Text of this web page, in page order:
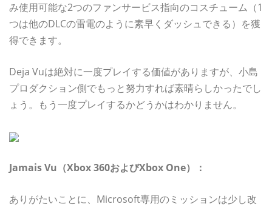
み使用可能な2つのファンサービス指向のコスチューム（1
つは他のDLCの雷電のように素早くダッシュできる）を獲
得できます。
Deja Vuは絶対に一度プレイする価値がありますが、小島
プロダクション側でもっと努力すれば素晴らしかったでし
ょう。もう一度プレイするかどうかはわかりません。
Jamais Vu（Xbox 360およびXbox One）：
ありがたいことに、Microsoft専用のミッションは少し改